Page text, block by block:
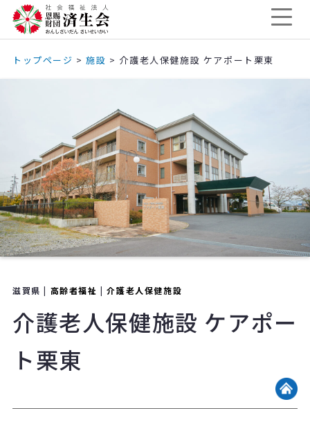
トップページ >施設 > 介護老人保健施設 ケアポート栗東
滋賀県 | 高齢者福祉 |介護老人保健施設
介護老人保健施設 ケアポー
ト栗東